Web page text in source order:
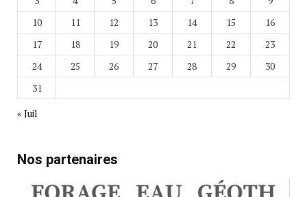
10
11 12 13 14 15
16
17
18 19 20 21 22
23
24
25 26 27 28 29
30
31
« Juil
Nos partenaires